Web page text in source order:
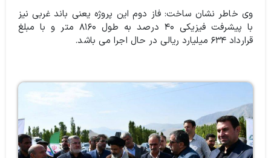
وی خاطر نشان ساخت: فاز دوم این پروژه یعنی باند غربی نیز
با پیشرفت فیزیکی ۴۰ درصد به طول ۸۱۶۰ متر و با مبلغ
قرارداد ۶۳۴ میلیارد ریالی در حال اجرا می باشد.